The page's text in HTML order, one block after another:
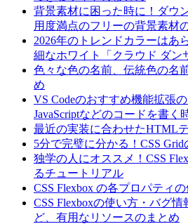
背景素材に困った時に！ダウ
用度満点のフリーの背景素材
2026年のトレンドカラーはあ
細なホワイト「クラウド ダン
色々な色の名前、伝統色の名
め
VS Codeのおすすめ機能拡張
JavaScriptなどのコードを書く
最近の実装に合わせたHTML
5分で完璧に分かる！CSS
独学の人にオススメ！CSS
るチュートリアル
CSS Flexbox の各プロパティ
CSS Flexboxの使い方・バグ
ど、有用なリソースのまとめ